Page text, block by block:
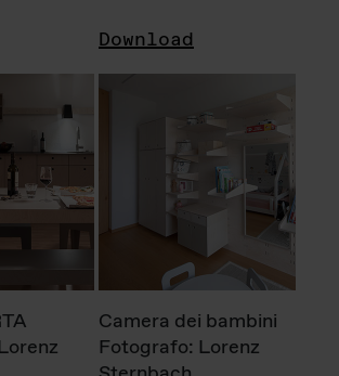
Download
Camera dei bambini
Fotografo: Lorenz